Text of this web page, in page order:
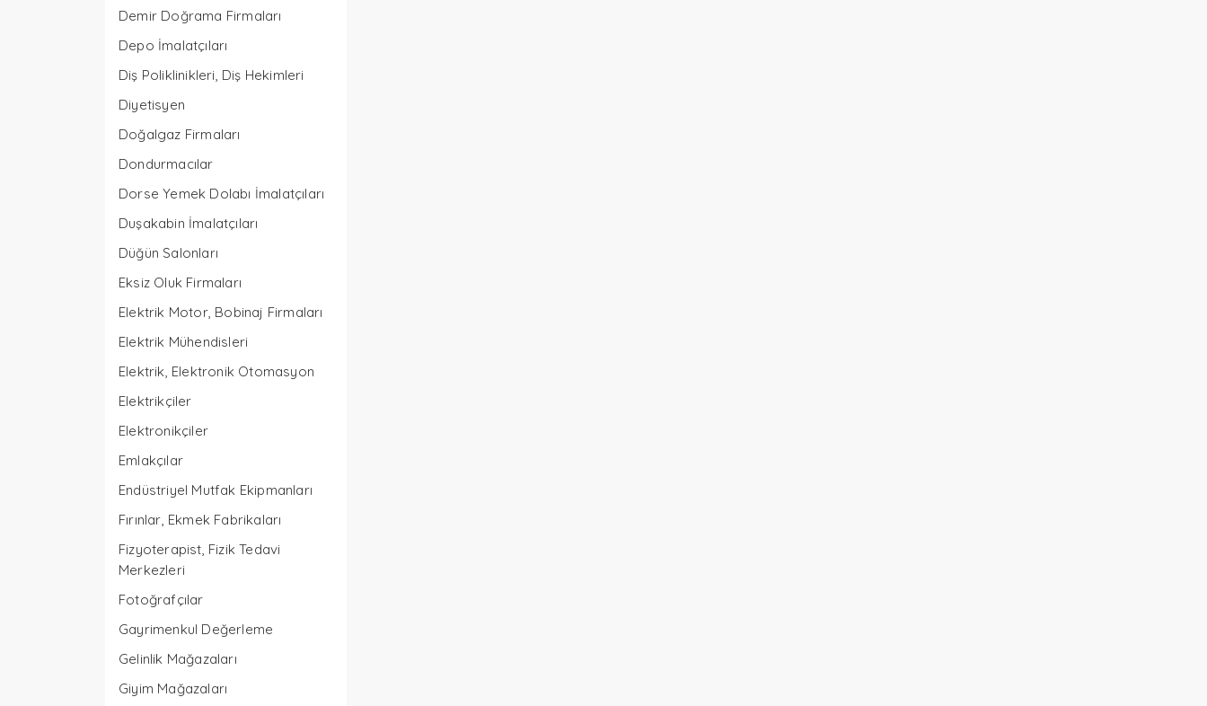
Demir Doğrama Firmaları
Depo İmalatçıları
Diş Poliklinikleri, Diş Hekimleri
Diyetisyen
Doğalgaz Firmaları
Dondurmacılar
Dorse Yemek Dolabı İmalatçıları
Duşakabin İmalatçıları
Düğün Salonları
Eksiz Oluk Firmaları
Elektrik Motor, Bobinaj Firmaları
Elektrik Mühendisleri
Elektrik, Elektronik Otomasyon
Elektrikçiler
Elektronikçiler
Emlakçılar
Endüstriyel Mutfak Ekipmanları
Fırınlar, Ekmek Fabrikaları
Fizyoterapist, Fizik Tedavi
Merkezleri
Fotoğrafçılar
Gayrimenkul Değerleme
Gelinlik Mağazaları
Giyim Mağazaları